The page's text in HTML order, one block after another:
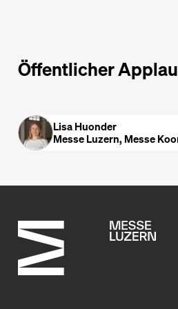
Öffentlicher
Lisa Huonder
Messe Luzern, Messe